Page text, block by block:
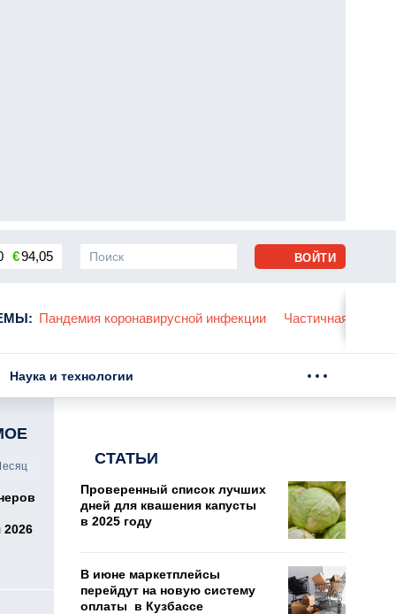
€94,05
: Пандемия коронавирусной инфекции Частичная
ВОЙТИ
Наука и технологии
2026
СТАТЬИ
Проверенный список лучших
дней для квашения капусты
в 2025 году
В июне маркетплейсы
перейдут на новую систему
оплаты в Кузбассе